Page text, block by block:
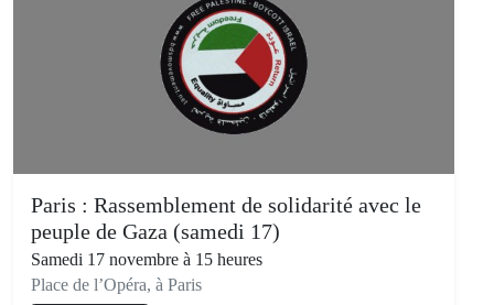
Paris : Rassemblement de solidarité avec le
peuple de Gaza (samedi 17)
Samedi 17 novembre à 15 heures
Place de l’Opéra, à Paris